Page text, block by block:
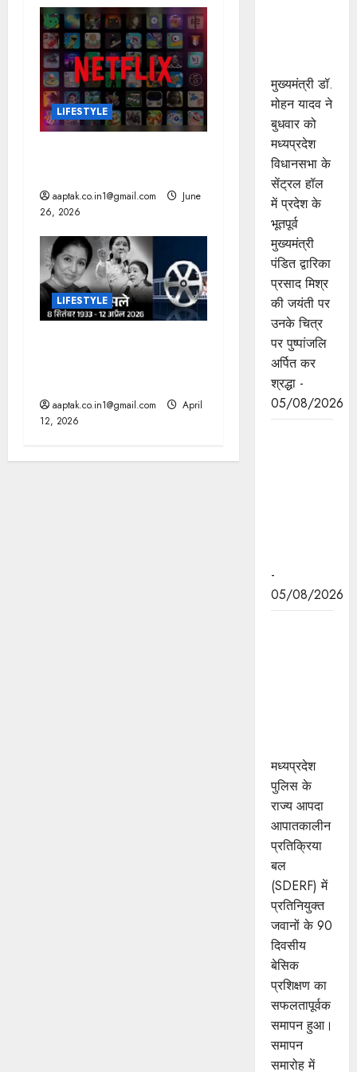
n
LIFESTYLE
aaptak.co.in1@gmail.com
June
26, 2026
LIFESTYLE
aaptak.co.in1@gmail.com
April
12, 2026
मुख्यमंत्री डॉ.
मोहन यादव ने
बुधवार को
मध्यप्रदेश
विधानसभा के
सेंट्रल हॉल
में प्रदेश के
भूतपूर्व
मुख्यमंत्री
पंडित द्वारिका
प्रसाद मिश्र
की जयंती पर
उनके चित्र
पर पुष्पांजलि
अर्पित कर
श्रद्धा -
05/08/2026
-
05/08/2026
मध्यप्रदेश
पुलिस के
राज्य आपदा
आपातकालीन
प्रतिक्रिया
बल
(SDERF) में
प्रतिनियुक्त
जवानों के 90
दिवसीय
बेसिक
प्रशिक्षण का
सफलतापूर्वक
समापन हुआ।
समापन
समारोह में